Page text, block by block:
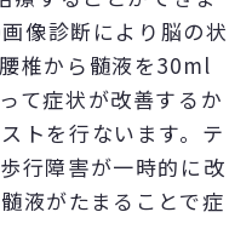
像診断により脳の状
椎から髄液を30ml
て症状が改善するか
トを行ないます。テ
行障害が一時的に改
液がたまることで症